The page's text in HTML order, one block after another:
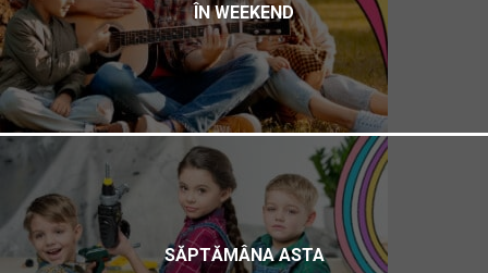
ÎN WEEKEND
SĂPTĂMÂNA ASTA